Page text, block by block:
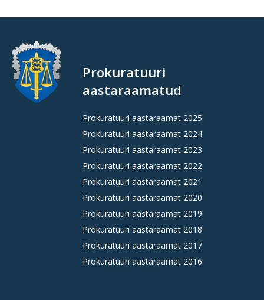
Prokuratuuri
aastaraamatud
Prokuratuuri aastaraamat 2025
Prokuratuuri aastaraamat 2024
Prokuratuuri aastaraamat 2023
Prokuratuuri aastaraamat 2022
Prokuratuuri aastaraamat 2021
Prokuratuuri aastaraamat 2020
Prokuratuuri aastaraamat 2019
Prokuratuuri aastaraamat 2018
Prokuratuuri aastaraamat 2017
Prokuratuuri aastaraamat 2016